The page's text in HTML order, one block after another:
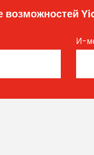
возможностей
И-